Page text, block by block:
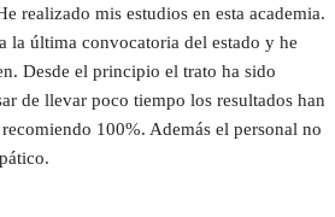
realizado mis estudios en esta academia.
la última convocatoria del estado y he
Desde el principio el trato ha sido
de llevar poco tiempo los resultados han
100%. Además el personal no